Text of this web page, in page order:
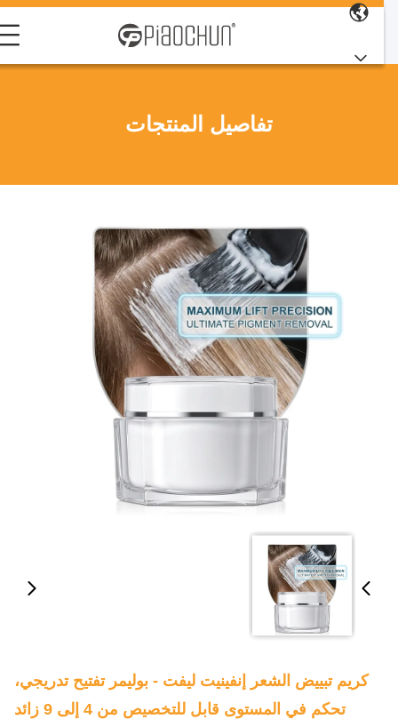
تفاصيل المنتجات
كريم تبييض الشعر إنفينيت ليفت - بوليمر تفتيح تدريجي،
تحكم في المستوى قابل للتخصيص من 4 إلى 9 زائد